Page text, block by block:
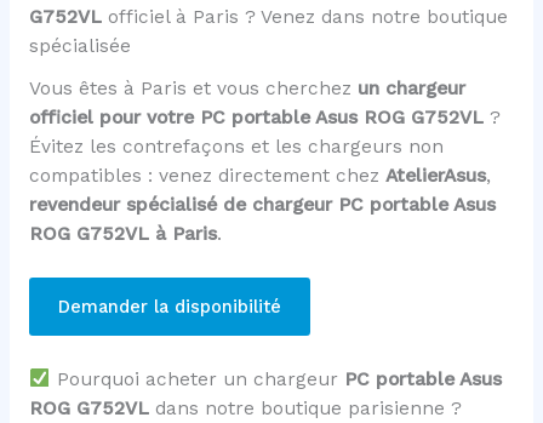
G752VLofficiel à Paris ? Venez dans notre boutique
spécialisée
Vous êtes à Paris et vous cherchez un chargeur
officiel pour votre PC portable Asus ROG G752VL?
Évitez les contrefaçons et les chargeurs non
compatibles : venez directement chez AtelierAsus,
revendeur spécialisé de chargeur PC portable Asus
ROG G752VL à Paris.
Demander la disponibilité
Pourquoi acheter un chargeur PC portable Asus
ROG G752VLdans notre boutique parisienne ?